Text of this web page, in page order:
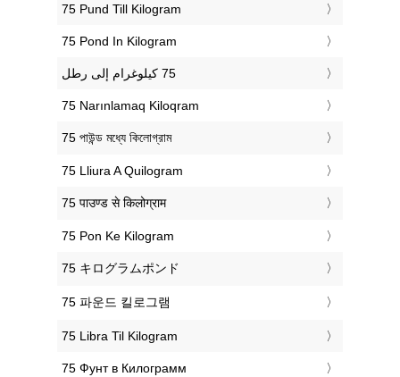
‎75 Pund Till Kilogram
‎75 Pond In Kilogram
‎75 Narınlamaq Kiloqram
‎75 পাউন্ড মধ্যে কিলোগ্রাম
‎75 Lliura A Quilogram
‎75 पाउण्ड से किलोग्राम
‎75 Pon Ke Kilogram
‎75 キログラムポンド
‎75 파운드 킬로그램
‎75 Libra Til Kilogram
‎75 Фунт в Килограмм